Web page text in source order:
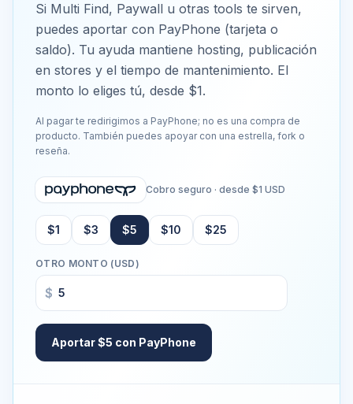
Si Multi Find, Paywall u otras tools te sirven,
puedes aportar con PayPhone (tarjeta o
saldo). Tu ayuda mantiene hosting, publicación
en stores y el tiempo de mantenimiento. El
monto lo eliges tú, desde $1.
Al pagar te redirigimos a PayPhone; no es una compra de
producto. También puedes apoyar con una estrella, fork o
reseña.
Cobro seguro · desde $1 USD
$1 $3 $5 $10 $25
OTRO MONTO (USD)
$
Aportar $5 con PayPhone